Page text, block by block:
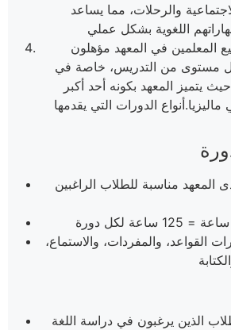
والرحلات، مما يساعد
المعلمين في المعهد مؤهلون
مستوى من التدريس، خاصة في
حيث يتميز المعهد بكونه أحد أكبر
الدورات التي يقدمها
المعهد مناسبة للطلاب الراغبين
القواعد، والمفردات، والاستماع،
الذين يرغبون في دراسة اللغة